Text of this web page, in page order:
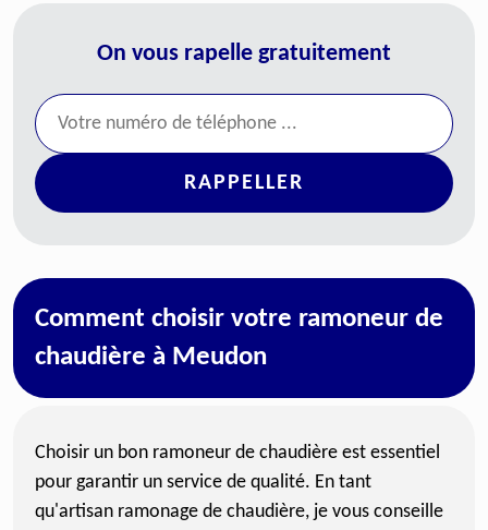
On vous rapelle gratuitement
Comment choisir votre ramoneur de
chaudière à Meudon
Choisir un bon ramoneur de chaudière est essentiel
pour garantir un service de qualité. En tant
qu'artisan ramonage de chaudière, je vous conseille